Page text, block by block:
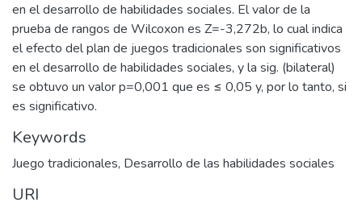
en el desarrollo de habilidades sociales. El valor de la
prueba de rangos de Wilcoxon es Z=-3,272b, lo cual indica
el efecto del plan de juegos tradicionales son significativos
en el desarrollo de habilidades sociales, y la sig. (bilateral)
se obtuvo un valor p=0,001 que es ≤ 0,05 y, por lo tanto, si
es significativo.
Keywords
Juego tradicionales, Desarrollo de las habilidades sociales
URI